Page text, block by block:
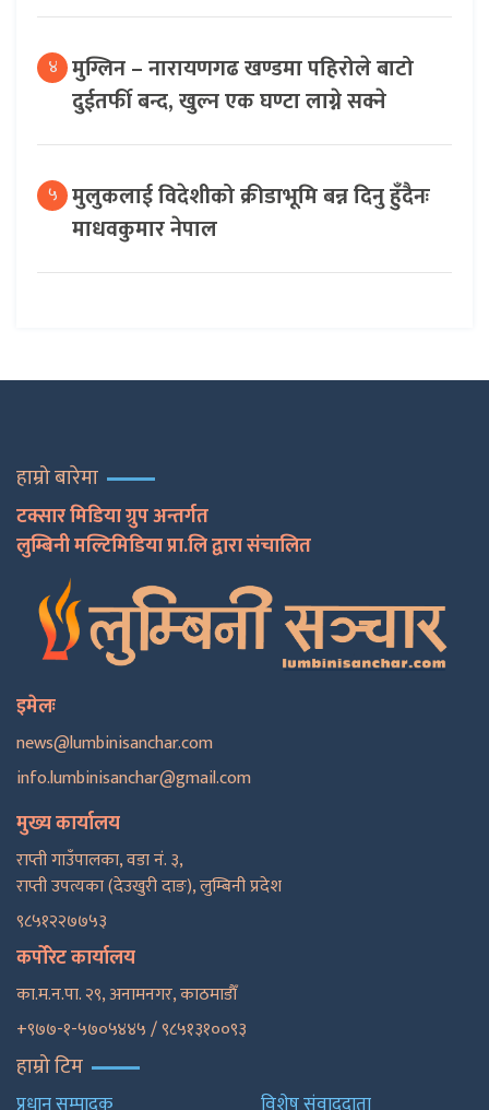
४ मुग्लिन – नारायणगढ खण्डमा पहिरोले बाटो
दुईतर्फी बन्द, खुल्न एक घण्टा लाग्ने सक्ने
५ मुलुकलाई विदेशीको क्रीडाभूमि बन्न दिनु हुँदैनः
माधवकुमार नेपाल
हाम्रो बारेमा
टक्सार मिडिया ग्रुप अन्तर्गत
लुम्बिनी मल्टिमिडिया प्रा.लि द्वारा संचालित
इमेलः
news@lumbinisanchar.com
info.lumbinisanchar@gmail.com
मुख्य कार्यालय
राप्ती गाउँपालका, वडा नं. ३,
राप्ती उपत्यका (देउखुरी दाङ), लुम्बिनी प्रदेश
९८५१२२७७५३
कर्पोरेट कार्यालय
का.म.न.पा. २९, अनामनगर, काठमाडाैँ
+९७७-१-५७०५४४५ / ९८५१३१००९३
हाम्रो टिम